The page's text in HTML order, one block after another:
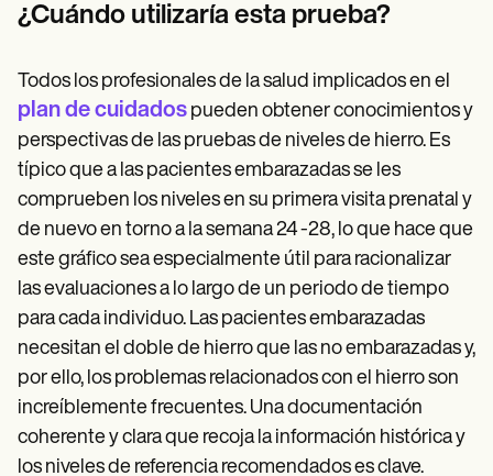
¿Cuándo utilizaría esta prueba?
Todos los profesionales de la salud implicados en el
plan de cuidados pueden obtener conocimientos y
perspectivas de las pruebas de niveles de hierro. Es
típico que a las pacientes embarazadas se les
comprueben los niveles en su primera visita prenatal y
de nuevo en torno a la semana 24 -28, lo que hace que
este gráfico sea especialmente útil para racionalizar
las evaluaciones a lo largo de un periodo de tiempo
para cada individuo. Las pacientes embarazadas
necesitan el doble de hierro que las no embarazadas y,
por ello, los problemas relacionados con el hierro son
increíblemente frecuentes. Una documentación
coherente y clara que recoja la información histórica y
los niveles de referencia recomendados es clave.